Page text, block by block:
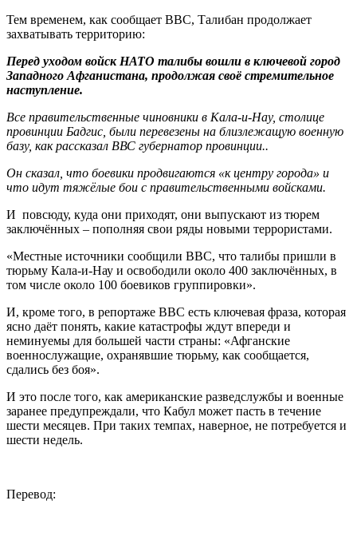
Тем временем, как сообщает ВВС, Талибан продолжает
захватывать территорию:
Перед уходом войск НАТО талибы вошли в ключевой город
Западного Афганистана, продолжая своё стремительное
наступление.
Все правительственные чиновники в Кала-и-Нау, столице
провинции Бадгис, были перевезены на близлежащую военную
базу, как рассказал ВВС губернатор провинции..
Он сказал, что боевики продвигаются «к центру города» и
что идут тяжёлые бои с правительственными войсками.
И повсюду, куда они приходят, они выпускают из тюрем
заключённых – пополняя свои ряды новыми террористами.
«Местные источники сообщили ВВС, что талибы пришли в
тюрьму Кала-и-Нау и освободили около 400 заключённых, в
том числе около 100 боевиков группировки».
И, кроме того, в репортаже ВВС есть ключевая фраза, которая
ясно даёт понять, какие катастрофы ждут впереди и
неминуемы для большей части страны: «Афганские
военнослужащие, охранявшие тюрьму, как сообщается,
сдались без боя».
И это после того, как американские разведслужбы и военные
заранее предупреждали, что Кабул может пасть в течение
шести месяцев. При таких темпах, наверное, не потребуется и
шести недель.
Перевод: